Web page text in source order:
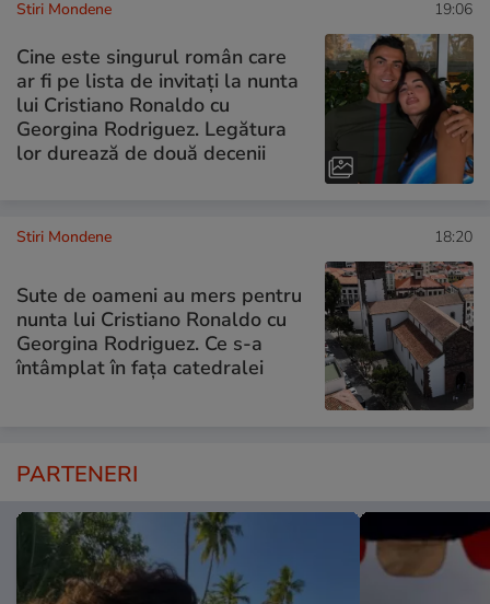
Stiri Mondene 19:06
Cine este singurul român care
ar fi pe lista de invitați la nunta
lui Cristiano Ronaldo cu
Georgina Rodriguez. Legătura
lor durează de două decenii
Stiri Mondene 18:20
Sute de oameni au mers pentru
nunta lui Cristiano Ronaldo cu
Georgina Rodriguez. Ce s-a
întâmplat în fața catedralei
PARTENERI